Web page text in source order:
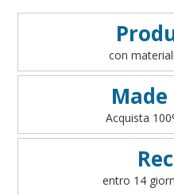
Accessori bandiere da
Accessori per
Accessori bandiere per
Art. 1 - Oggetto del contratto
Art. 2 - Informazioni
- art. 49 del D.lgs 206/2005
Art. 3 - Conclusione ed
Art. 4 - Disponibilità dei
Art. 5 - Modalità di
Art. 6 - Prezzi
Art. 7 - Diritto di recesso
Art. 8 - Garanzia legale di
con
Acquista
entro 14